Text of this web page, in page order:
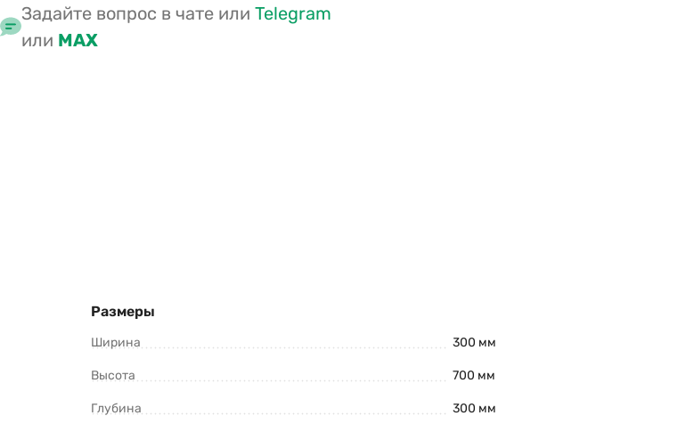
Задайте вопрос в чате илиTelegram
или MAX
Размеры
Ширина 300 мм
Высота 700 мм
Глубина 300 мм